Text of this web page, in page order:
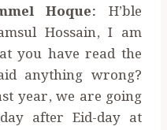
Hoque: H’ble
Hossain, I am
you have read the
anything wrong?
year, we are going
after Eid-day at